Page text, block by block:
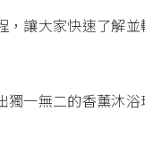
讓大家快速了解並
一無二的香薰沐浴